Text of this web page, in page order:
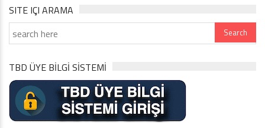
SITE IÇI ARAMA
TBD ÜYE BİLGİ SİSTEMİ